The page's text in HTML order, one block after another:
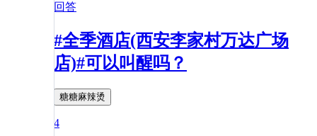
回答
#全季酒店(西安李家村万达广场
店)#可以叫醒吗？
糖糖麻辣烫
4